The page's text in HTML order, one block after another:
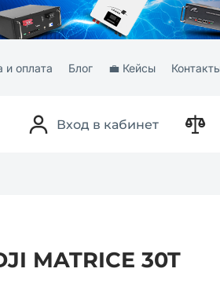
и оплата Блог 💼 Кейсы
Вход в кабинет
MATRICE 30T